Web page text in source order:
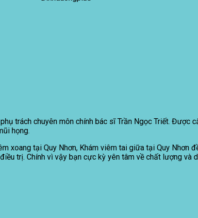
trách chuyên môn chính bác sĩ Trần Ngọc Triết. Được
họng.
xoang tại Quy Nhơn, Khám viêm tai giữa tại Quy
trị. Chính vì vậy bạn cực kỳ yên tâm về chất lượng và